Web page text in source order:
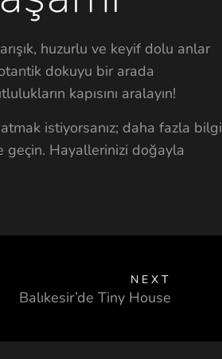
huzurlu ve keyif dolu anlar
dokuyu bir arada
kapısını aralayın!
istiyorsanız; daha fazla bilgi
geçin. Hayallerinizi doğayla
NEXT
Balıkesir’de Tiny House